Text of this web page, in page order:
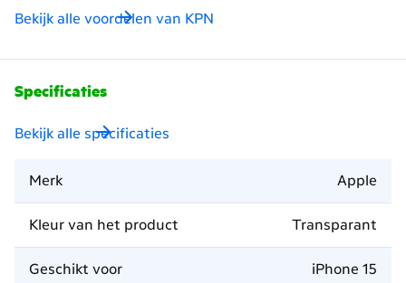
Bekijk alle voordelen van KPN
Specificaties
Bekijk alle specificaties
Merk Apple
Kleur van het product Transparant
Geschikt voor iPhone 15